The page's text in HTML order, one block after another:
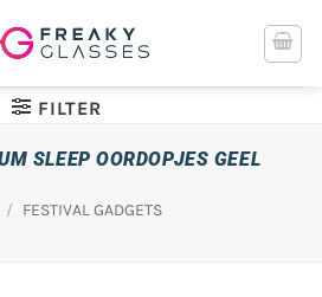
FILTER
SLEEP OORDOPJES GEEL
/ FESTIVAL GADGETS